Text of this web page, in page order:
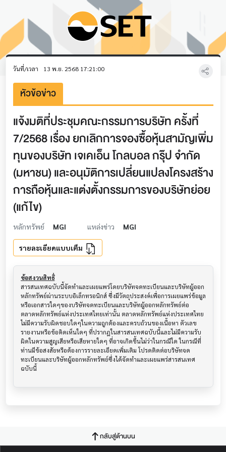
วันที่/เวลา 13 พ.ย. 2568 17:21:00
หัวข้อข่าว
แจ้งมติที่ประชุมคณะกรรมการบริษัท ครั้งที่
7/2568 เรื่อง ยกเลิกการจองซื้อหุ้นสามัญเพิ่ม
ทุนของบริษัท เจเคเอ็น โกลบอล กรุ๊ป จำกัด
(มหาชน) และอนุมัติการเปลี่ยนแปลงโครงสร้าง
การถือหุ้นและแต่งตั้งกรรมการของบริษัทย่อย
(แก้ไข)
หลักทรัพย์ MGI แหล่งข่าว MGI
รายละเอียดแบบเต็ม
ข้อสงวนสิทธิ์
สารสนเทศฉบับนี้จัดทำและเผยแพร่โดยบริษัทจดทะเบียนและบริษัทผู้ออก
หลักทรัพย์ผ่านระบบอิเล็กทรอนิกส์ ซึ่งมีวัตถุประสงค์เพื่อการเผยแพร่ข้อมูล
หรือเอกสารใดๆของบริษัทจดทะเบียนและบริษัทผู้ออกหลักทรัพย์ต่อ
ตลาดหลักทรัพย์แห่งประเทศไทยเท่านั้น ตลาดหลักทรัพย์แห่งประเทศไทย
ไม่มีความรับผิดชอบใดๆในความถูกต้องและครบถ้วนของเนื้อหา ตัวเลข
รายงานหรือข้อคิดเห็นใดๆ ที่ปรากฎในสารสนเทศฉบับนี้และไม่มีความรับ
ผิดในความสูญเสียหรือเสียหายใดๆ ที่อาจเกิดขึ้นไม่ว่าในกรณีใด ในกรณีที่
ท่านมีข้อสงสัยหรือต้องการรายละเอียดเพิ่มเติม โปรดติดต่อบริษัทจด
ทะเบียนและบริษัทผู้ออกหลักทรัพย์ซึ่งได้จัดทำและเผยแพร่สารสนเทศ
ฉบับนี้
กลับสู่ด้านบน